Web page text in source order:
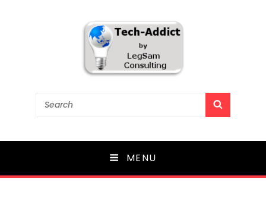
Tech-Addict
Search
MENU